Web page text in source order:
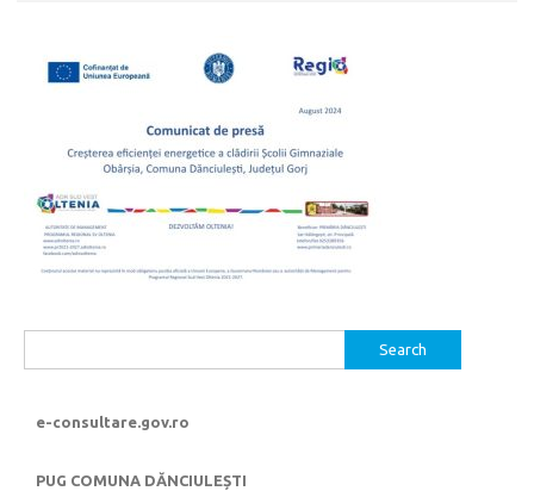
for:
e-consultare.gov.ro
PUG COMUNA DĂNCIULEȘTI